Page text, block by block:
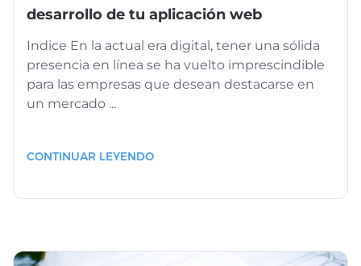
desarrollo de tu aplicación web
Indice En la actual era digital, tener una sólida
presencia en línea se ha vuelto imprescindible
para las empresas que desean destacarse en
un mercado ...
CONTINUAR LEYENDO